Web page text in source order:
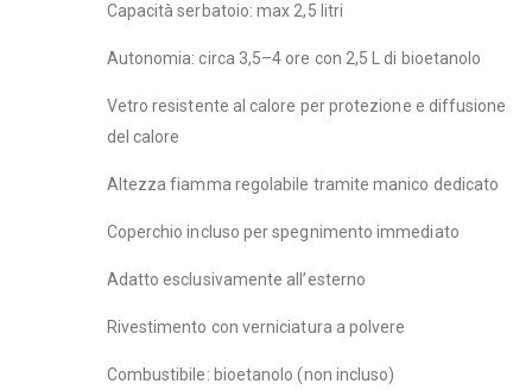
Capacità serbatoio: max 2,5 litri
Autonomia: circa 3,5–4 ore con 2,5 L di bioetanolo
Vetro resistente al calore per protezione e diffusione
del calore
Altezza fiamma regolabile tramite manico dedicato
Coperchio incluso per spegnimento immediato
Adatto esclusivamente all’esterno
Rivestimento con verniciatura a polvere
Combustibile: bioetanolo (non incluso)